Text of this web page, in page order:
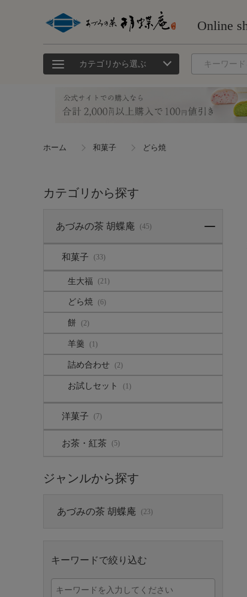
カテゴリから選ぶ
ホーム 和菓子 どら焼
カテゴリから探す
あづみの茶 胡蝶庵 (45)
和菓子 (33)
生大福 (21)
どら焼 (6)
餅 (2)
羊羹 (1)
詰め合わせ (2)
お試しセット (1)
洋菓子 (7)
お茶・紅茶 (5)
ジャンルから探す
あづみの茶 胡蝶庵 (23)
キーワードで絞り込む